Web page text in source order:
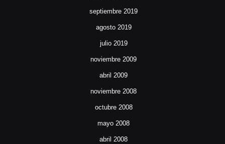
septiembre 2019
agosto 2019
julio 2019
noviembre 2009
abril 2009
noviembre 2008
octubre 2008
mayo 2008
abril 2008